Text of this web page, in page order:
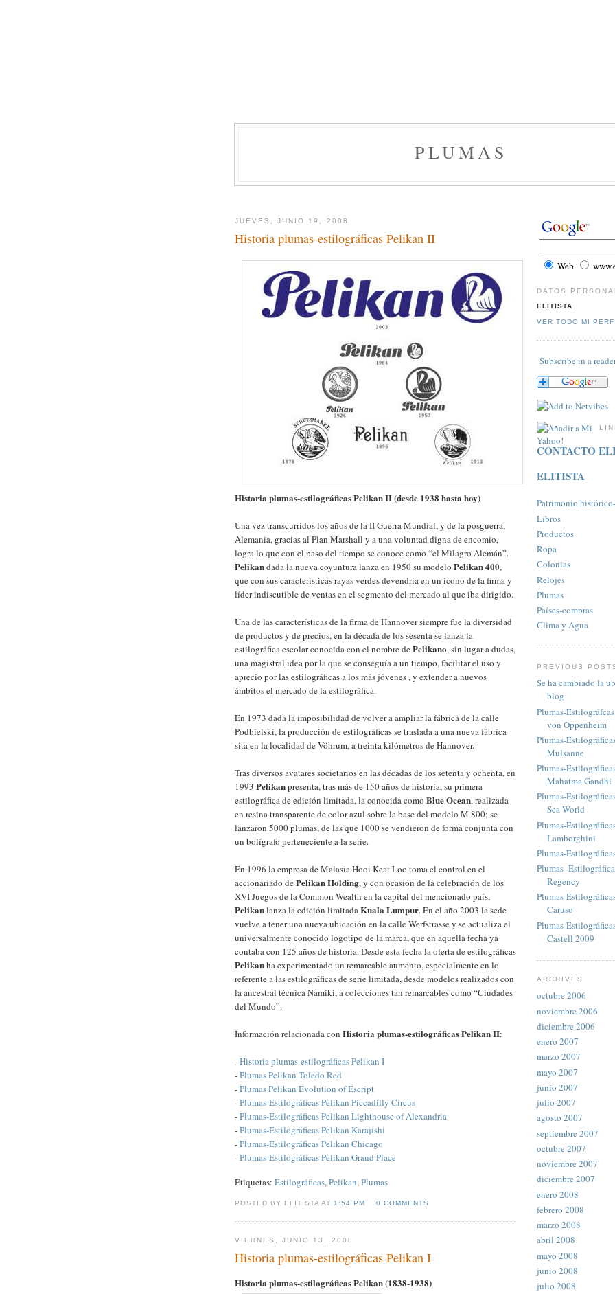
PLUMAS
JUEVES, JUNIO 19, 2008
Historia plumas-estilográficas Pelikan II
Historia plumas-estilográficas Pelikan II (desde 1938 hasta hoy)
Una vez transcurridos los años de la II Guerra Mundial, y de la posguerra,
Alemania, gracias al Plan Marshall y a una voluntad digna de encomio,
logra lo que con el paso del tiempo se conoce como “el Milagro Alemán”.
Pelikandada la nueva coyuntura lanza en 1950 su modelo Pelikan 400,
que con sus características rayas verdes devendría en un icono de la firma y
líder indiscutible de ventas en el segmento del mercado al que iba dirigido.
Una de las características de la firma de Hannover siempre fue la diversidad
de productos y de precios, en la década de los sesenta se lanza la
estilográfica escolar conocida con el nombre dePelikano, sin lugar a dudas,
una magistral idea por la que se conseguía a un tiempo, facilitar el uso y
aprecio por las estilográficas a los más jóvenes , y extender a nuevos
ámbitos el mercado de la estilográfica.
En 1973 dada la imposibilidad de volver a ampliar la fábrica de la calle
Podbielski, la producción de estilográficas se traslada a una nueva fábrica
sita en la localidad de Vöhrum, a treinta kilómetros de Hannover.
Tras diversos avatares societarios en las décadas de los setenta y ochenta, en
1993 Pelikanpresenta, tras más de 150 años de historia, su primera
estilográfica de edición limitada, la conocida como Blue Ocean, realizada
en resina transparente de color azul sobre la base del modelo M 800; se
lanzaron 5000 plumas, de las que 1000 se vendieron de forma conjunta con
un bolígrafo perteneciente a la serie.
En 1996 la empresa de Malasia Hooi Keat Loo toma el control en el
accionariado dePelikan Holding, y con ocasión de la celebración de los
XVI Juegos de la Common Wealth en la capital del mencionado país,
Pelikanlanza la edición limitadaKuala Lumpur. En el año 2003 la sede
vuelve a tener una nueva ubicación en la calle Werfstrasse y se actualiza el
universalmente conocido logotipo de la marca, que en aquella fecha ya
contaba con 125 años de historia. Desde esta fecha la oferta de estilográficas
Pelikanha experimentado un remarcable aumento, especialmente en lo
referente a las estilográficas de serie limitada, desde modelos realizados con
la ancestral técnica Namiki, a colecciones tan remarcables como “Ciudades
del Mundo”.
Información relacionada con Historia plumas-estilográficas Pelikan II:
-Historia plumas-estilográficas Pelikan I
-Plumas Pelikan Toledo Red
-Plumas Pelikan Evolution of Escript
-Plumas-Estilográficas Pelikan Piccadilly Circus
-Plumas-Estilográficas Pelikan Lighthouse of Alexandria
-Plumas-Estilográficas Pelikan Karajishi
-Plumas-Estilográficas Pelikan Chicago
-Plumas-Estilográficas Pelikan Grand Place
Etiquetas: Estilográficas,Pelikan,Plumas
POSTED BY ELITISTA AT 1:54 PM 0 COMMENTS
VIERNES, JUNIO 13, 2008
Historia plumas-estilográficas Pelikan I
Historia plumas-estilográficas Pelikan (1838-1938)
Web
DATOS
ELITISTA
VER TODO MI
Subscribe in a
CONTACTO
ELITISTA
Patrimonio
Libros
Productos
Ropa
Colonias
Relojes
Plumas
Paí­ses-compras
Clima y Agua
PREVIOUS
Se ha cambiado la
blog
Plumas-
von Oppenheim
Plumas-
Mulsanne
Plumas-
Mahatma Gandhi
Plumas-
Sea World
Plumas-
Lamborghini
Plumas-
Regency
Plumas-
Caruso
Plumas-
Castell 2009
ARCHIVES
octubre 2006
noviembre 2006
diciembre 2006
enero 2007
marzo 2007
mayo 2007
junio 2007
julio 2007
agosto 2007
septiembre 2007
octubre 2007
noviembre 2007
diciembre 2007
enero 2008
febrero 2008
marzo 2008
abril 2008
mayo 2008
junio 2008
julio 2008